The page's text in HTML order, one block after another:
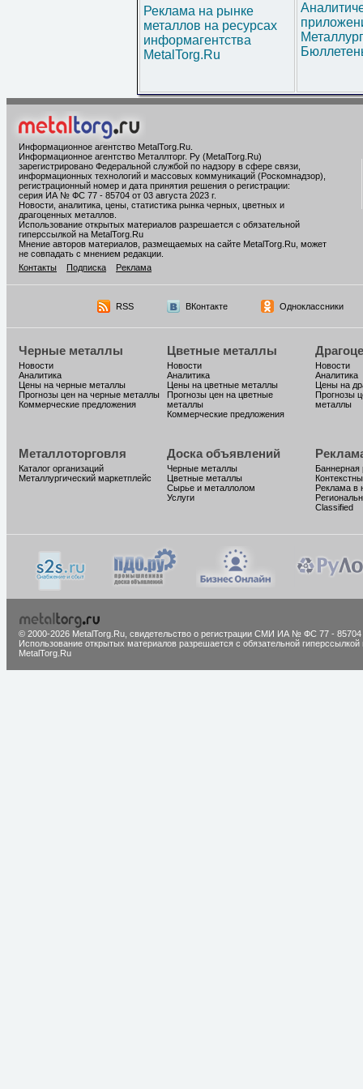
Реклама на рынке
металлов на ресурсах
информагентства
MetalTorg.Ru
Информационное агентство MetalTorg.Ru
Информационное агентство Металлторг. Ру (MetalTorg.Ru)
зарегистрировано Федеральной службой по надзору в сфере связи,
информационных технологий и массовых коммуникаций (Роскомнадзор),
регистрационный номер и дата принятия решения о регистрации:
серия ИА № ФС 77 - 85704 от 03 августа 2023 г.
Новости, аналитика, цены, статистика рынка черных, цветных и
драгоценных металлов.
Использование открытых материалов разрешается с обязательной
гиперссылкой на MetalTorg.Ru
Мнение авторов материалов, размещаемых на сайте MetalTorg.Ru, может
не совпадать с мнением редакции.
Контакты
Подписка Реклама
RSS ВКонтакте Одноклассники
Черные металлы
Новости
Аналитика
Цены на черные металлы
Прогнозы цен на черные металлы
Коммерческие предложения
Цветные металлы
Новости
Аналитика
Цены на цветные металлы
Прогнозы цен на цветные
металлы
Коммерческие предложения
Новости
Аналитика
Цены на
Прогнозы
металлы
Металлоторговля
Каталог организаций
Металлургический маркетплейс
Доска объявлений
Черные металлы
Цветные металлы
Сырье и металлолом
Услуги
Баннерная
Реклама в
Classified
© 2000-2026 MetalTorg.Ru, cвидетельство о регистрации СМИ ИА № ФС 77 - 85704
Использование открытых материалов разрешается с обязательной гиперссылкой
MetalTorg.Ru